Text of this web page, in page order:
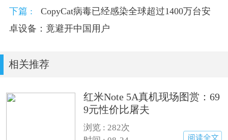
下篇 :
CopyCat病毒已经感染全球超过1400万台安
卓设备：竟避开中国用户
相关推荐
红米Note 5A真机现场图赏：69
9元性价比屠夫
浏览 : 282次